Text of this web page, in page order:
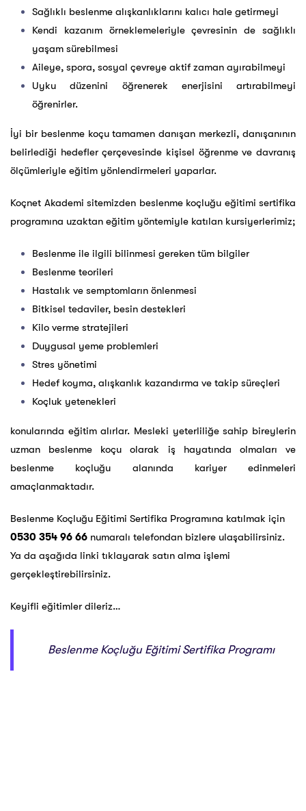
Sağlıklı beslenme alışkanlıklarını kalıcı hale getirmeyi
Kendi kazanım örneklemeleriyle çevresinin de sağlıklı
yaşam sürebilmesi
Aileye, spora, sosyal çevreye aktif zaman ayırabilmeyi
Uyku düzenini öğrenerek enerjisini artırabilmeyi
öğrenirler.
İyi bir beslenme koçu tamamen danışan merkezli, danışanının
belirlediği hedefler çerçevesinde kişisel öğrenme ve davranış
ölçümleriyle eğitim yönlendirmeleri yaparlar.
Koçnet Akademi sitemizden beslenme koçluğu eğitimi sertifika
programına uzaktan eğitim yöntemiyle katılan kursiyerlerimiz;
Beslenme ile ilgili bilinmesi gereken tüm bilgiler
Beslenme teorileri
Hastalık ve semptomların önlenmesi
Bitkisel tedaviler, besin destekleri
Kilo verme stratejileri
Duygusal yeme problemleri
Stres yönetimi
Hedef koyma, alışkanlık kazandırma ve takip süreçleri
Koçluk yetenekleri
konularında eğitim alırlar. Mesleki yeterliliğe sahip bireylerin
uzman beslenme koçu olarak iş hayatında olmaları ve
beslenme koçluğu alanında kariyer edinmeleri
amaçlanmaktadır.
Beslenme Koçluğu Eğitimi Sertifika Programına katılmak için
0530 354 96 66 numaralı telefondan bizlere ulaşabilirsiniz.
Ya da aşağıda linki tıklayarak satın alma işlemi
gerçekleştirebilirsiniz.
Keyifli eğitimler dileriz…
Beslenme Koçluğu Eğitimi Sertifika Programı